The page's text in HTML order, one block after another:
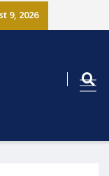
9, 2026